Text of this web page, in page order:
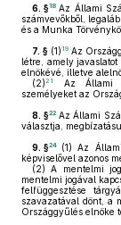
6. §18 Az Állami
számvevőkből,
és a Munka
7. § (1) 19 Az
létre, amely
elnökévé, illetve
(2)21
Az Állami
személyeket az
8. §22 Az Állami
választja,
9. §24 (1) Az
képviselővel azonos
(2) A mentelmi
mentelmi jogával
felfüggesztése
szavazatával dönt, a
Országgyűlés elnöke